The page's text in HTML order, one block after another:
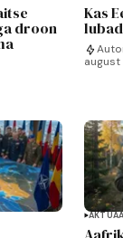
droon
Kas